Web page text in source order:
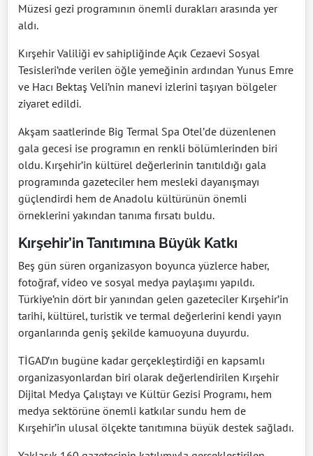
Müzesi gezi programının önemli durakları arasında yer
aldı.
Kırşehir Valiliği ev sahipliğinde Açık Cezaevi Sosyal
Tesisleri’nde verilen öğle yemeğinin ardından Yunus Emre
ve Hacı Bektaş Veli’nin manevi izlerini taşıyan bölgeler
ziyaret edildi.
Akşam saatlerinde Big Termal Spa Otel’de düzenlenen
gala gecesi ise programın en renkli bölümlerinden biri
oldu. Kırşehir’in kültürel değerlerinin tanıtıldığı gala
programında gazeteciler hem mesleki dayanışmayı
güçlendirdi hem de Anadolu kültürünün önemli
örneklerini yakından tanıma fırsatı buldu.
Kırşehir’in Tanıtımına Büyük Katkı
Beş gün süren organizasyon boyunca yüzlerce haber,
fotoğraf, video ve sosyal medya paylaşımı yapıldı.
Türkiye’nin dört bir yanından gelen gazeteciler Kırşehir’in
tarihi, kültürel, turistik ve termal değerlerini kendi yayın
organlarında geniş şekilde kamuoyuna duyurdu.
TİGAD’ın bugüne kadar gerçekleştirdiği en kapsamlı
organizasyonlardan biri olarak değerlendirilen Kırşehir
Dijital Medya Çalıştayı ve Kültür Gezisi Programı, hem
medya sektörüne önemli katkılar sundu hem de
Kırşehir’in ulusal ölçekte tanıtımına büyük destek sağladı.